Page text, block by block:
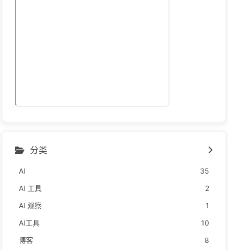
分类
AI
35
AI 工具
2
AI 观察
1
AI工具
10
博客
8